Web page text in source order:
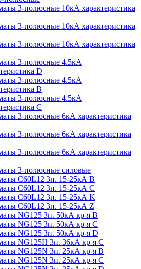
3-полюсные 10кА характеристика
3-полюсные 10кА характеристика
3-полюсные 10кА характеристика
3-полюсные 4.5кА
D
3-полюсные 4.5кА
В
3-полюсные 4.5кА
С
3-полюсные 6кА характеристика
3-полюсные 6кА характеристика
3-полюсные 6кА характеристика
3-полюсные силовые
C60L12 3п. 15-25кА B
C60L12 3п. 15-25кА C
C60L12 3п. 15-25кА K
C60L12 3п. 15-25кА Z
NG125 3п. 50кА кр-я B
NG125 3п. 50кА кр-я C
NG125 3п. 50кА кр-я D
NG125H 3п. 36кА кр-я C
NG125N 3п. 25кА кр-я B
NG125N 3п. 25кА кр-я C